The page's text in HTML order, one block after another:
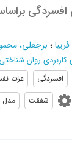
افسردگی
؛ برجعلی،
روان شناختی
افسردگی عزت
شفقت مدل